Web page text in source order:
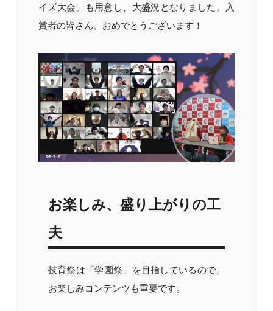
イズ大会」も用意し、大盛況となりました。入
賞者の皆さん、おめでとうございます！
お楽しみ、盛り上がりの工
夫
技育祭は「学園祭」を目指しているので、
お楽しみコンテンツも重要です。